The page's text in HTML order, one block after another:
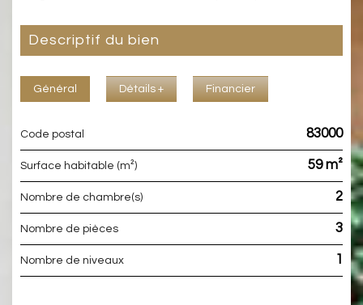
descriptif du bien
Général Détails + Financier
Code postal 83000
Surface habitable (m²) 59 m²
Nombre de chambre(s) 2
Nombre de pièces 3
Nombre de niveaux 1